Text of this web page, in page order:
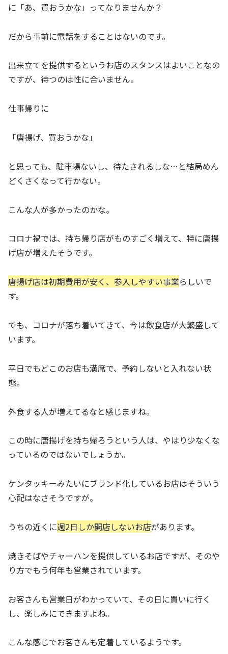
に「あ、買おうかな」ってなりませんか？
だから事前に電話をすることはないのです。
出来立てを提供するというお店のスタンスはよいことなの
ですが、待つのは性に合いません。
仕事帰りに
「唐揚げ、買おうかな」
と思っても、駐車場ないし、待たされるしな…と結局めん
どくさくなって行かない。
こんな人が多かったのかな。
コロナ禍では、持ち帰り店がものすごく増えて、特に唐揚
げ店が増えたそうです。
唐揚げ店は初期費用が安く、参入しやすい事業らしいで
す。
でも、コロナが落ち着いてきて、今は飲食店が大繁盛して
います。
平日でもどこのお店も満席で、予約しないと入れない状
態。
外食する人が増えてるなと感じますね。
この時に唐揚げを持ち帰ろうという人は、やはり少なくな
っているのではないでしょうか。
ケンタッキーみたいにブランド化しているお店はそういう
心配はなさそうですが。
うちの近くに週2日しか開店しないお店があります。
焼きそばやチャーハンを提供しているお店ですが、そのや
り方でもう何年も営業されています。
お客さんも営業日がわかっていて、その日に買いに行く
し、楽しみにできますよね。
こんな感じでお客さんも定着しているようです。